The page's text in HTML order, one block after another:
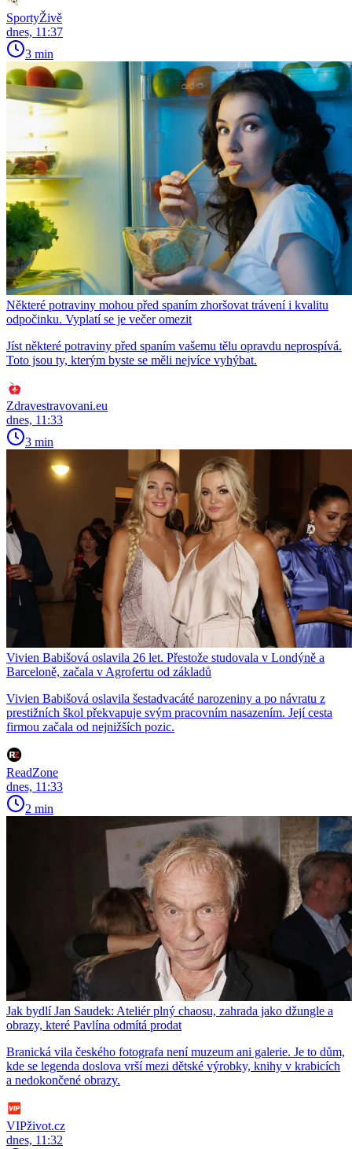
SportyŽivě
dnes, 11:37
3 min
Některé potraviny mohou před spaním zhoršovat trávení i kvalitu
odpočinku. Vyplatí se je večer omezit
Jíst některé potraviny před spaním vašemu tělu opravdu neprospívá.
Toto jsou ty, kterým byste se měli nejvíce vyhýbat.
Zdravestravovani.eu
dnes, 11:33
3 min
Vivien Babišová oslavila 26 let. Přestože studovala v Londýně a
Barceloně, začala v Agrofertu od základů
Vivien Babišová oslavila šestadvacáté narozeniny a po návratu z
prestižních škol překvapuje svým pracovním nasazením. Její cesta
firmou začala od nejnižších pozic.
ReadZone
dnes, 11:33
2 min
Jak bydlí Jan Saudek: Ateliér plný chaosu, zahrada jako džungle a
obrazy, které Pavlína odmítá prodat
Branická vila českého fotografa není muzeum ani galerie. Je to dům,
kde se legenda doslova vrší mezi dětské výrobky, knihy v krabicích
a nedokončené obrazy.
VIPživot.cz
dnes, 11:32